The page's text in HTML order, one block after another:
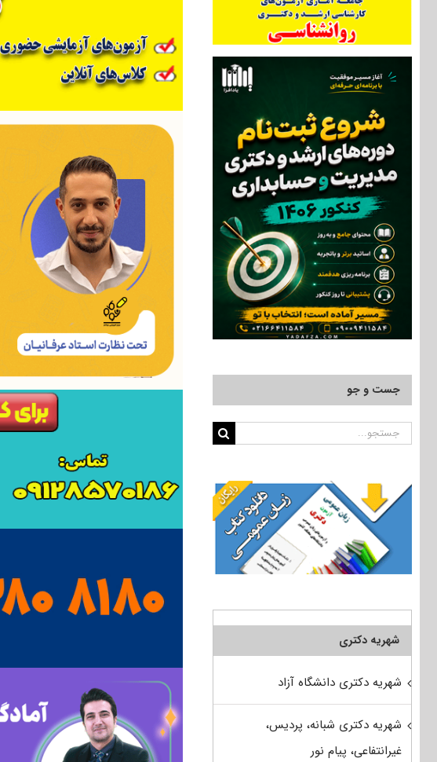
جست و جو
جستجو
شهریه دکتری
شهریه دکتری دانشگاه آزاد
شهریه دکتری شبانه، پردیس،
غیرانتفاعی، پیام نور